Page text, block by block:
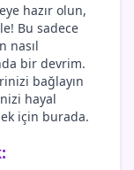
hazır olun,
Bu sadece
nasıl
bir devrim.
bağlayın
hayal
için burada.